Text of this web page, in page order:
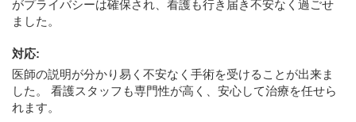
がプライバシーは確保され、看護も行き届き不安なく過ごせ
ました。
対応:
医師の説明が分かり易く不安なく手術を受けることが出来ま
した。 看護スタッフも専門性が高く、安心して治療を任せら
れます。